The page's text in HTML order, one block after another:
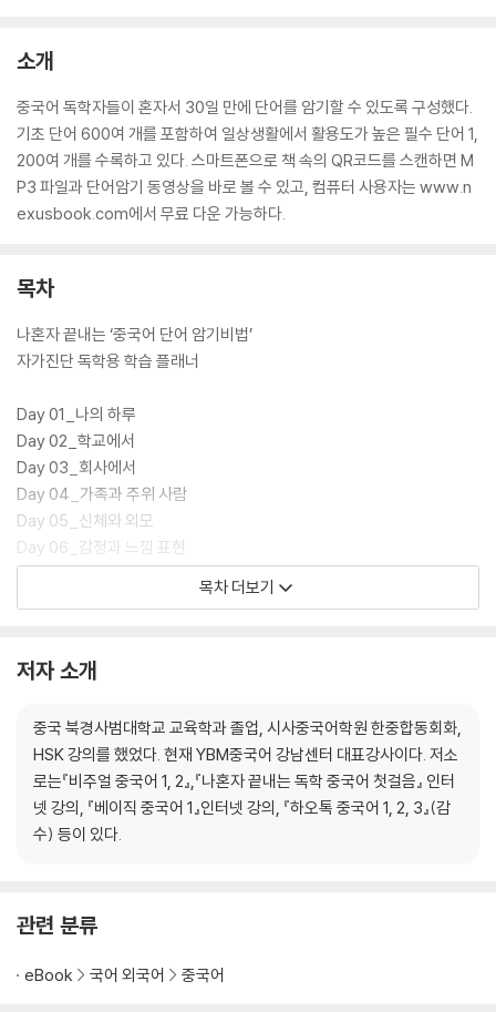
소개
중국어 독학자들이 혼자서 30일 만에 단어를 암기할 수 있도록 구성했다.
기초 단어 600여 개를 포함하여 일상생활에서 활용도가 높은 필수 단어 1,
200여 개를 수록하고 있다. 스마트폰으로 책 속의 QR코드를 스캔하면 M
P3 파일과 단어암기 동영상을 바로 볼 수 있고, 컴퓨터 사용자는 www.n
exusbook.com에서 무료 다운 가능하다.
목차
나혼자 끝내는 ‘중국어 단어 암기비법’
자가진단 독학용 학습 플래너
Day 01_나의 하루
Day 02_학교에서
Day 03_회사에서
Day 04_가족과 주위 사람
Day 05_신체와 외모
Day 06_감정과 느낌 표현
Day 07_성격 표현하기
Day 11_우리 집
Day 13_의복과 미용
Day 14_쇼핑
Day 15_교통, 도로
Day 16_은행, 우체국, 마트에서
Day 17_병원에서
Day 20_여가, 취미 즐기기
Day 22_컴퓨터, 인터넷
목차 더보기
저자 소개
중국 북경사범대학교 교육학과 졸업, 시사중국어학원 한중합동회화,
HSK 강의를 했었다. 현재 YBM중국어 강남센터 대표강사이다. 저소
로는『비주얼 중국어 1, 2』,『나혼자 끝내는 독학 중국어 첫걸음』 인터
넷 강의, 『베이직 중국어 1』인터넷 강의, 『하오톡 중국어 1, 2, 3』(감
수) 등이 있다.
관련 분류
eBook 국어 외국어 중국어